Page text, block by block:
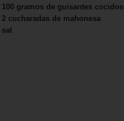
100 gramos de guisantes cocidos
2 cucharadas de mahonesa
sal